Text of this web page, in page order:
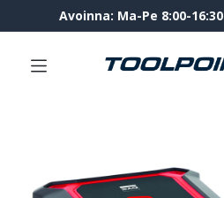
Avoinna: Ma-Pe 8:00-16:30